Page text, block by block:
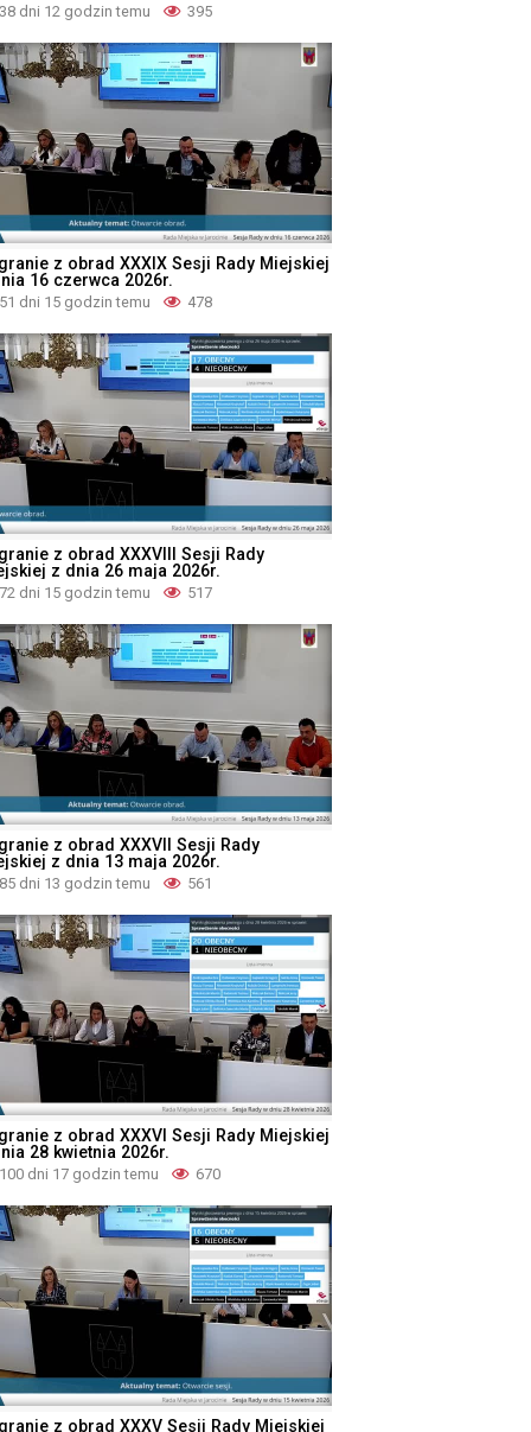
38 dni 12 godzin temu 395
z obrad XXXIX Sesji Rady Miejskiej
16 czerwca 2026r.
51 dni 15 godzin temu 478
z obrad XXXVIII Sesji Rady
z dnia 26 maja 2026r.
72 dni 15 godzin temu 517
z obrad XXXVII Sesji Rady
z dnia 13 maja 2026r.
85 dni 13 godzin temu 561
z obrad XXXVI Sesji Rady Miejskiej
28 kwietnia 2026r.
100 dni 17 godzin temu 670
z obrad XXXV Sesji Rady Miejskiej